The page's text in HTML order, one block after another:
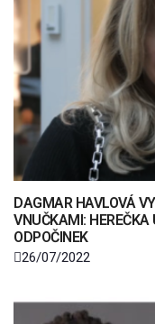
DAGMAR HAVLOVÁ
VNUČKAMI:
ODPOČINEK
26/07/2022